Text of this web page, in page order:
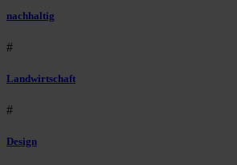
nachhaltig
#
Landwirtschaft
#
Design